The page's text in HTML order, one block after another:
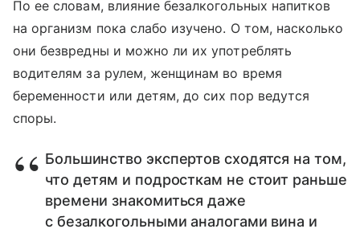
По ее словам, влияние безалкогольных напитков
на организм пока слабо изучено. О том, насколько
они безвредны и можно ли их употреблять
водителям за рулем, женщинам во время
беременности или детям, до сих пор ведутся
споры.
Большинство экспертов сходятся на том,
что детям и подросткам не стоит раньше
времени знакомиться даже
с безалкогольными аналогами вина и